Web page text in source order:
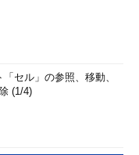
セル」の参照、移動、
(1/4)